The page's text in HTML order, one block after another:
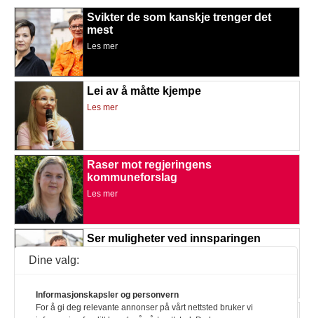
Svikter de som kanskje trenger det
mest
Les mer
Lei av å måtte kjempe
Les mer
Raser mot regjeringens
kommuneforslag
Les mer
Ser muligheter ved innsparingen
Ønsker mer forskning
Dine valg:
Informasjonskapsler og personvern
For å gi deg relevante annonser på vårt nettsted bruker vi